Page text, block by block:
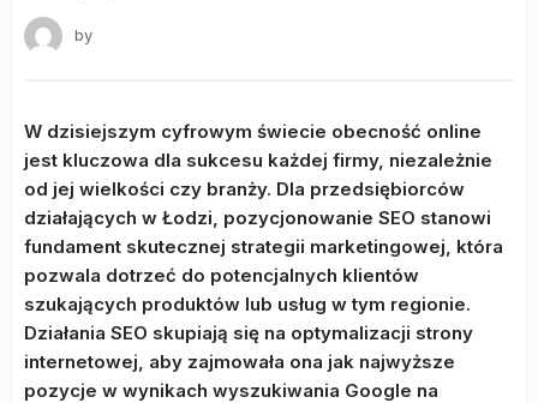
by
W dzisiejszym cyfrowym świecie obecność online
jest kluczowa dla sukcesu każdej firmy, niezależnie
od jej wielkości czy branży. Dla przedsiębiorców
działających w Łodzi, pozycjonowanie SEO stanowi
fundament skutecznej strategii marketingowej, która
pozwala dotrzeć do potencjalnych klientów
szukających produktów lub usług w tym regionie.
Działania SEO skupiają się na optymalizacji strony
internetowej, aby zajmowała ona jak najwyższe
pozycje w wynikach wyszukiwania Google na